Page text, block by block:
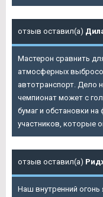
отзыв оставил(а)
Мастерон сравнить
атмосферных
автотранспорт. Дело
чемпионат может с
бумаг и обстановки
участников, которые
отзыв оставил(а)
Наш внутренний огонь